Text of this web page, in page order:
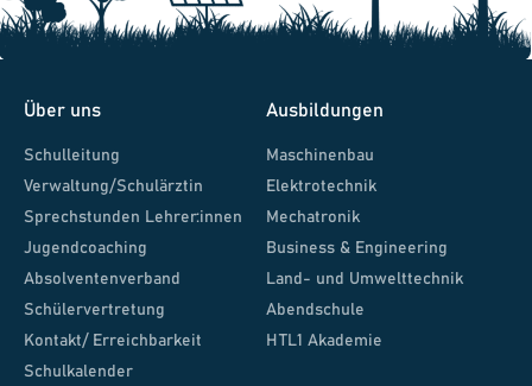
Über uns
Schulleitung
Verwaltung/Schulärztin
Sprechstunden Lehrer:innen
Jugendcoaching
Absolventenverband
Schülervertretung
Kontakt/ Erreichbarkeit
Schulkalender
Ausbildungen
Maschinenbau
Elektrotechnik
Mechatronik
Business & Engineering
Land- und Umwelttechnik
Abendschule
HTL1 Akademie